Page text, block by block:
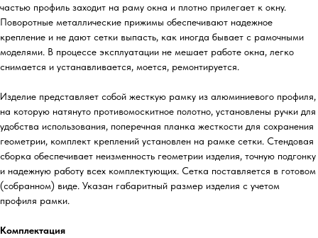
частью профиль заходит на раму окна и плотно прилегает к окну.
Поворотные металлические прижимы обеспечивают надежное
крепление и не дают сетки выпасть, как иногда бывает с рамочными
моделями. В процессе эксплуатации не мешает работе окна, легко
снимается и устанавливается, моется, ремонтируется.
Изделие представляет собой жесткую рамку из алюминиевого профиля,
на которую натянуто противомоскитное полотно, установлены ручки для
удобства использования, поперечная планка жесткости для сохранения
геометрии, комплект креплений установлен на рамке сетки. Стендовая
сборка обеспечивает неизменность геометрии изделия, точную подгонку
и надежную работу всех комплектующих. Сетка поставляется в готовом
(собранном) виде. Указан габаритный размер изделия с учетом
профиля рамки.
Комплектация